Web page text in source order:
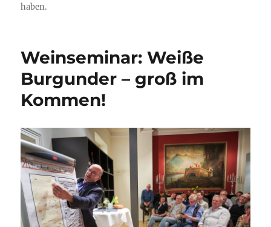
haben.
Weinseminar: Weiße
Burgunder – groß im
Kommen!